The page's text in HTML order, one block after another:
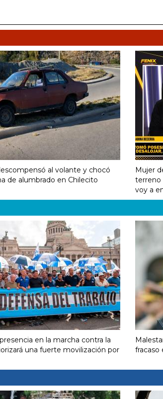
al volante y chocó
de alumbrado en Chilecito
Mujer
terreno
voy a
en la marcha contra la
una fuerte movilización por
fracaso